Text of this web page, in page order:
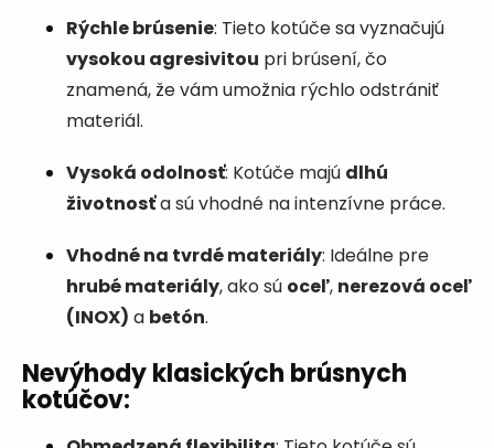
Rýchle brúsenie: Tieto kotúče sa vyznačujú
vysokou agresivitou pri brúsení, čo
znamená, že vám umožnia rýchlo odstrániť
materiál.
Vysoká odolnosť: Kotúče majú dlhú
životnosťa sú vhodné na intenzívne práce.
Vhodné na tvrdé materiály: Ideálne pre
hrubé materiály, ako sú oceľ, nerezová oceľ
(INOX) a betón.
Nevýhody klasických brúsnych
kotúčov: